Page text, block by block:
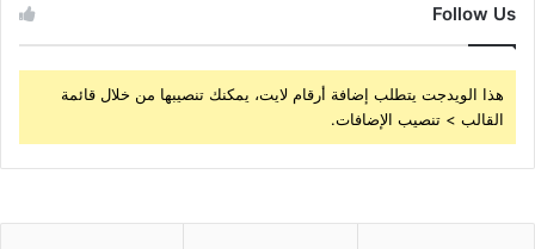
Follow Us
هذا الويدجت يتطلب إضافة أرقام لايت، يمكنك تنصيبها من خلال قائمة
القالب > تنصيب الإضافات.